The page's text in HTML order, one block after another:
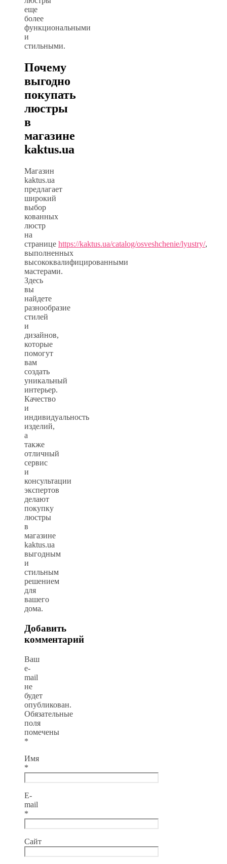
еще
более
функциональными
и
стильными.
Почему
выгодно
покупать
люстры
в
магазине
kaktus.ua
Магазин
kaktus.ua
предлагает
широкий
выбор
кованных
люстр
на
странице https://kaktus.ua/catalog/osveshchenie/lyustry/,
выполненных
высококвалифицированными
мастерами.
Здесь
вы
найдете
разнообразие
стилей
и
дизайнов,
которые
помогут
вам
создать
уникальный
интерьер.
Качество
и
индивидуальность
изделий,
а
также
отличный
сервис
и
консультации
экспертов
делают
покупку
люстры
в
магазине
kaktus.ua
выгодным
и
стильным
решением
для
вашего
дома.
Добавить
комментарий
Ваш
e-
mail
не
будет
опубликован.
Обязательные
поля
помечены
*
Имя
*
E-
mail
*
Сайт